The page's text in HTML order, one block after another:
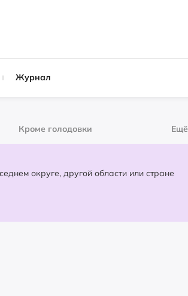
Журнал
Кроме голодовки Ещё
События, которые происходят в соседнем округе, другой области или стране